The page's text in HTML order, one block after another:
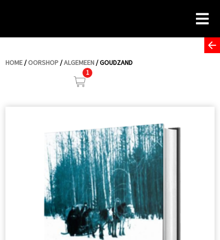
HOME/OORSHOP/ALGEMEEN/ GOUDZAND
1